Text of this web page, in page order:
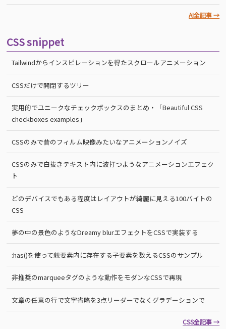
AI全記事 →
CSS snippet
Tailwindからインスピレーションを得たスクロールアニメーション
CSSだけで開閉するツリー
実用的でユニークなチェックボックスのまとめ・「Beautiful CSS
checkboxes examples」
CSSのみで昔のフィルム映像みたいなアニメーションノイズ
CSSのみで白抜きテキスト内に波打つようなアニメーションエフェク
ト
どのデバイスでもある程度はレイアウトが綺麗に見える100バイトの
CSS
夢の中の景色のようなDreamy blurエフェクトをCSSで実装する
:has()を使って親要素内に存在する子要素を数えるCSSのサンプル
非推奨のmarqueeタグのような動作をモダンなCSSで再現
文章の任意の行で文字省略を3点リーダーでなくグラデーションで
CSS全記事 →